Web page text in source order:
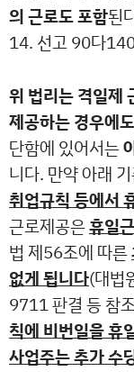
의 근로도 포함된
14. 선고 90다
위 법리는 격일제
제공하는 경우에
단함에 있어서는
니다. 만약 아래
취업규칙 등에서
근로제공은휴일
법 제56조에 따른
없게 됩니다(대법
9711 판결 등 참
칙에 비번일을 휴
사업주는 추가 수